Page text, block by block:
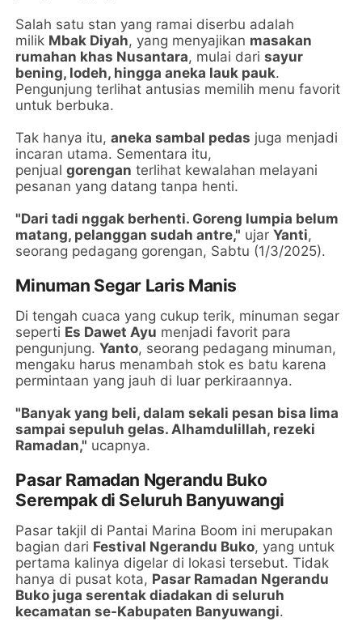
Salah satu stan yang ramai diserbu adalah
milik Mbak Diyah, yang menyajikan masakan
rumahan khas Nusantara, mulai darisayur
bening, lodeh, hingga aneka lauk pauk.
Pengunjung terlihat antusias memilih menu favorit
untuk berbuka.
Tak hanya itu,aneka sambal pedas juga menjadi
incaran utama. Sementara itu,
penjualgorengan terlihat kewalahan melayani
pesanan yang datang tanpa henti.
"Dari tadi nggak berhenti. Goreng lumpia belum
matang, pelanggan sudah antre," ujarYanti,
seorang pedagang gorengan, Sabtu (1/3/2025).
Minuman Segar Laris Manis
Di tengah cuaca yang cukup terik, minuman segar
seperti Es Dawet Ayu menjadi favorit para
pengunjung.Yanto, seorang pedagang minuman,
mengaku harus menambah stok es batu karena
permintaan yang jauh di luar perkiraannya.
"Banyak yang beli, dalam sekali pesan bisa lima
sampai sepuluh gelas. Alhamdulillah, rezeki
Ramadan," ucapnya.
Pasar Ramadan Ngerandu Buko
Serempak di Seluruh Banyuwangi
Pasar takjil di Pantai Marina Boom ini merupakan
bagian dari Festival Ngerandu Buko, yang untuk
pertama kalinya digelar di lokasi tersebut. Tidak
hanya di pusat kota, Pasar Ramadan Ngerandu
Buko juga serentak diadakan di seluruh
kecamatan se-Kabupaten Banyuwangi.